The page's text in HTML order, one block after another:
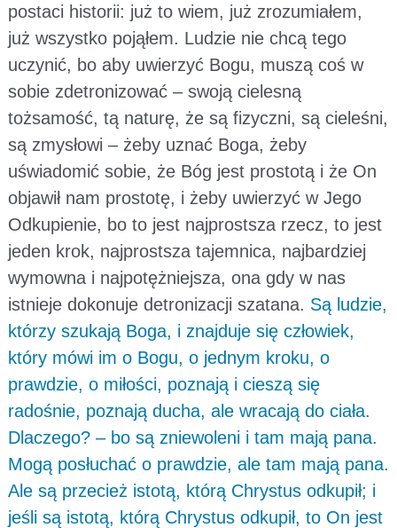
postaci historii: już to wiem, już zrozumiałem,
już wszystko pojąłem. Ludzie nie chcą tego
uczynić, bo aby uwierzyć Bogu, muszą coś w
sobie zdetronizować – swoją cielesną
tożsamość, tą naturę, że są fizyczni, są cieleśni,
są zmysłowi – żeby uznać Boga, żeby
uświadomić sobie, że Bóg jest prostotą i że On
objawił nam prostotę, i żeby uwierzyć w Jego
Odkupienie, bo to jest najprostsza rzecz, to jest
jeden krok, najprostsza tajemnica, najbardziej
wymowna i najpotężniejsza, ona gdy w nas
istnieje dokonuje detronizacji szatana. Są ludzie,
którzy szukają Boga, i znajduje się człowiek,
który mówi im o Bogu, o jednym kroku, o
prawdzie, o miłości, poznają i cieszą się
radośnie, poznają ducha, ale wracają do ciała.
Dlaczego? – bo są zniewoleni i tam mają pana.
Mogą posłuchać o prawdzie, ale tam mają pana.
Ale są przecież istotą, którą Chrystus odkupił; i
jeśli są istotą, którą Chrystus odkupił, to On jest